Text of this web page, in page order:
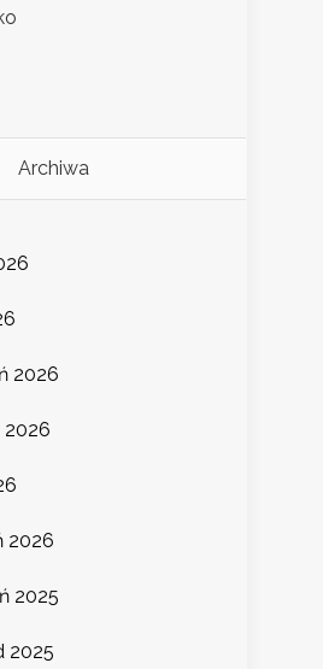
Archiwa
2026
2026
2025
2025